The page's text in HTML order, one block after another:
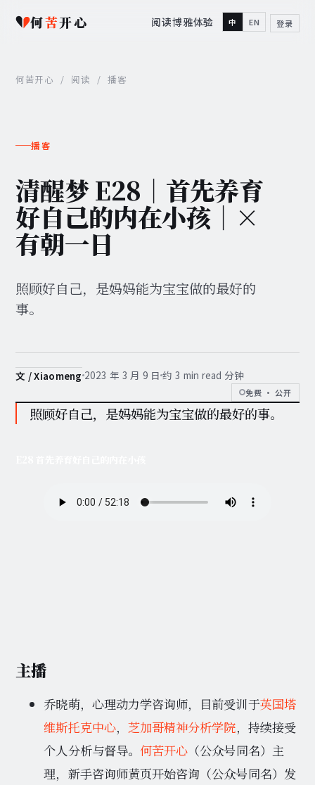
何苦开心 阅读博雅体验 中 EN 登录
何苦开心 / 阅读 / 播客
播客
清醒梦 E28｜首先养育
好自己的内在小孩｜×
有朝一日
照顾好自己，是妈妈能为宝宝做的最好的
事。
文 / Xiaomeng 2023 年 3 月 9 日约 3 min read 分钟
免费 · 公开
照顾好自己，是妈妈能为宝宝做的最好的事。
主播
乔晓萌，心理动力学咨询师，目前受训于英国塔
维斯托克中心， 芝加哥精神分析学院，持续接受
个人分析与督导。 何苦开心 （公众号同名）主
理，新手咨询师黄页开始咨询（公众号同名）发